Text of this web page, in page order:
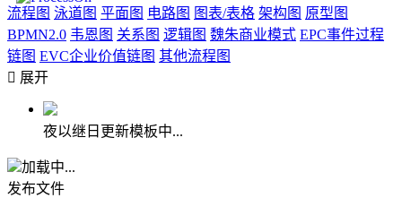
流程图 泳道图 平面图 电路图 图表/表格 架构图 原型图
BPMN2.0 韦恩图 关系图 逻辑图 魏朱商业模式 EPC事件过程
链图 EVC企业价值链图 其他流程图
 展开
夜以继日更新模板中...
加载中...
发布文件